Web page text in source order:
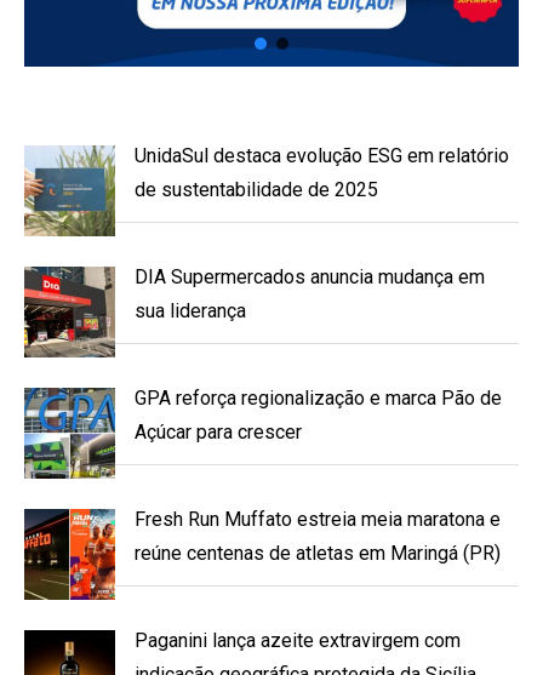
UnidaSul destaca evolução ESG em relatório
de sustentabilidade de 2025
DIA Supermercados anuncia mudança em
sua liderança
GPA reforça regionalização e marca Pão de
Açúcar para crescer
Fresh Run Muffato estreia meia maratona e
reúne centenas de atletas em Maringá (PR)
Paganini lança azeite extravirgem com